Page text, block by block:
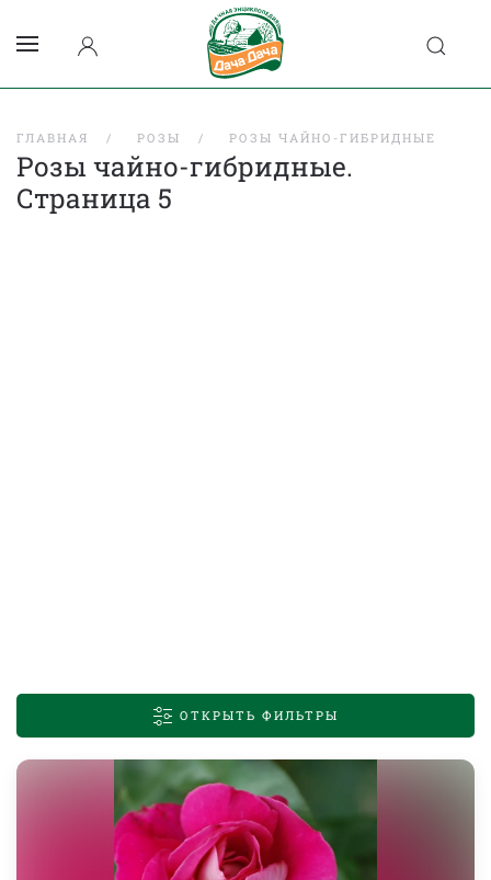
ГЛАВНАЯ РОЗЫ РОЗЫ ЧАЙНО-ГИБРИДНЫЕ
Розы чайно-гибридные.
Страница 5
ОТКРЫТЬ ФИЛЬТРЫ